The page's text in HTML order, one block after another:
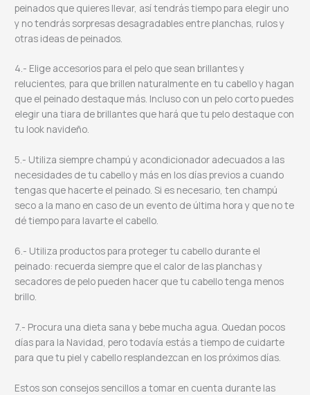
peinados que quieres llevar, así tendrás tiempo para elegir uno
y no tendrás sorpresas desagradables entre planchas, rulos y
otras ideas de peinados.
4.- Elige accesorios para el pelo que sean brillantes y
relucientes, para que brillen naturalmente en tu cabello y hagan
que el peinado destaque más. Incluso con un pelo corto puedes
elegir una tiara de brillantes que hará que tu pelo destaque con
tu look navideño.
5.- Utiliza siempre champú y acondicionador adecuados a las
necesidades de tu cabello y más en los días previos a cuando
tengas que hacerte el peinado. Si es necesario, ten champú
seco a la mano en caso de un evento de última hora y que no te
dé tiempo para lavarte el cabello.
6.- Utiliza productos para proteger tu cabello durante el
peinado: recuerda siempre que el calor de las planchas y
secadores de pelo pueden hacer que tu cabello tenga menos
brillo.
7.- Procura una dieta sana y bebe mucha agua. Quedan pocos
días para la Navidad, pero todavía estás a tiempo de cuidarte
para que tu piel y cabello resplandezcan en los próximos días.
Estos son consejos sencillos a tomar en cuenta durante las